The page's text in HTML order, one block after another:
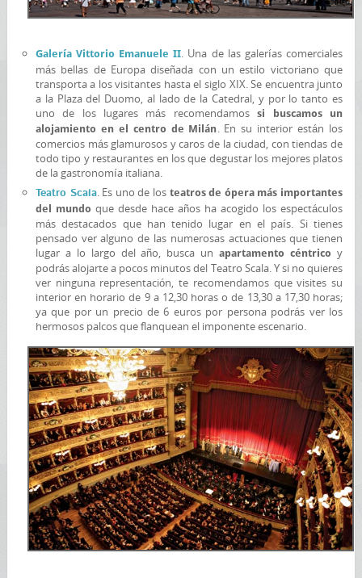
Galería Vittorio Emanuele II. Una de las galerías comerciales
más bellas de Europa diseñada con un estilo victoriano que
transporta a los visitantes hasta el siglo XIX. Se encuentra junto
a la Plaza del Duomo, al lado de la Catedral, y por lo tanto es
uno de los lugares más recomendamossi buscamos un
alojamiento en el centro de Milán. En su interior están los
comercios más glamurosos y caros de la ciudad, con tiendas de
todo tipo y restaurantes en los que degustar los mejores platos
de la gastronomía italiana.
Teatro Scala. Es uno de los teatros de ópera más importantes
del mundo que desde hace años ha acogido los espectáculos
más destacados que han tenido lugar en el país. Si tienes
pensado ver alguno de las numerosas actuaciones que tienen
lugar a lo largo del año, busca unapartamento céntrico y
podrás alojarte a pocos minutos del Teatro Scala. Y si no quieres
ver ninguna representación, te recomendamos que visites su
interior en horario de 9 a 12,30 horas o de 13,30 a 17,30 horas;
ya que por un precio de 6 euros por persona podrás ver los
hermosos palcos que flanquean el imponente escenario.